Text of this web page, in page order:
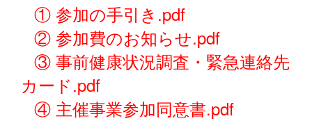
① 参加の手引き.pdf
② 参加費のお知らせ.pdf
③ 事前健康状況調査・緊急連絡先
カード.pdf
④ 主催事業参加同意書.pdf